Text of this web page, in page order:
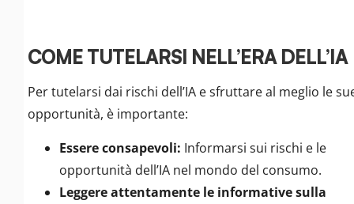
COME TUTELARSI NELL’ERA DELL’IA
Per tutelarsi dai rischi dell’IA e sfruttare al meglio le
opportunità, è importante:
Essere consapevoli: Informarsi sui rischi e le
opportunità dell’IA nel mondo del consumo.
Leggere attentamente le informative sulla